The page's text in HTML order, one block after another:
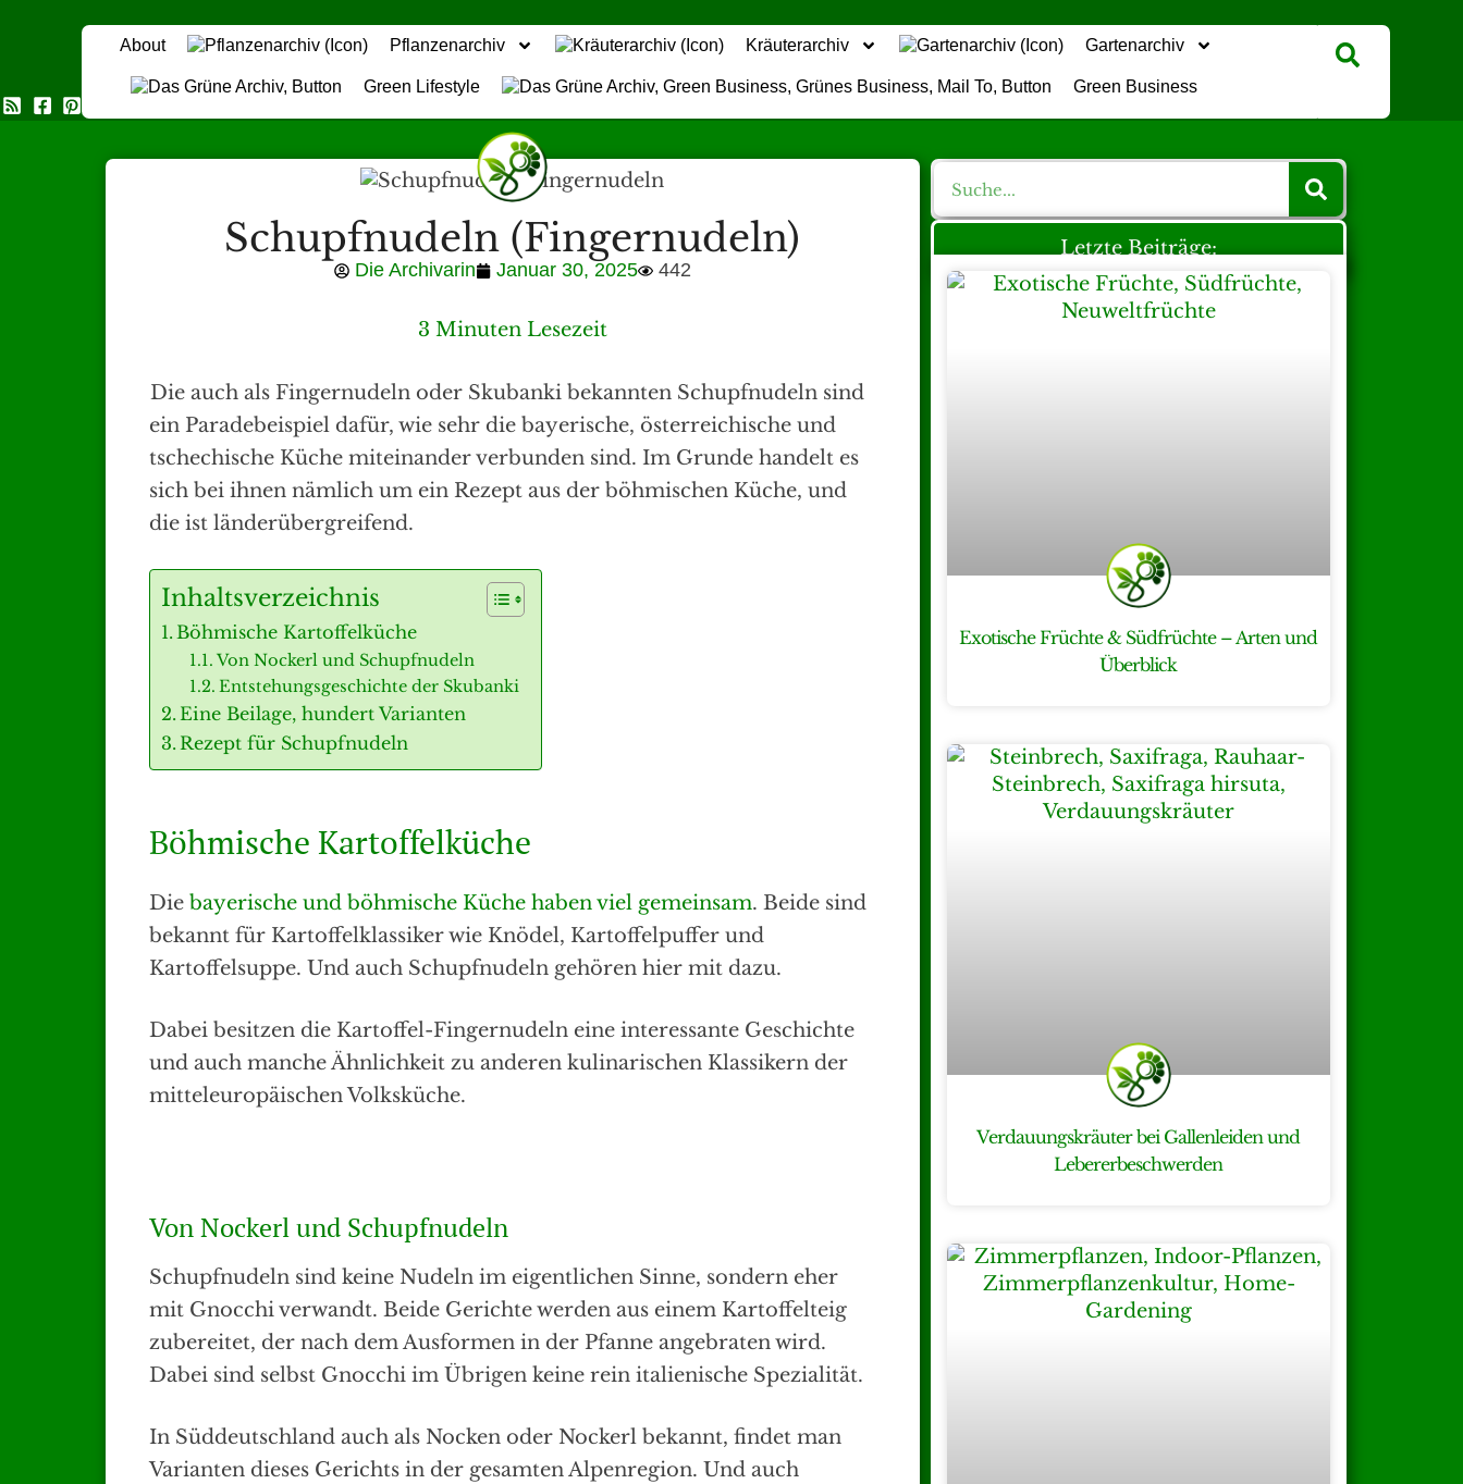
About Pflanzenarchiv Kräuterarchiv Gartenarchiv
Green Lifestyle Green Business
Das Grüne Archiv
Schupfnudeln (Fingernudeln)
Die Archivarin Januar 30, 2025 442
3 Minuten Lesezeit
Die auch als Fingernudeln oder Skubanki bekannten Schupfnudeln sind
ein Paradebeispiel dafür, wie sehr die bayerische, österreichische und
tschechische Küche miteinander verbunden sind. Im Grunde handelt es
sich bei ihnen nämlich um ein Rezept aus der böhmischen Küche, und
die ist länderübergreifend.
Inhaltsverzeichnis
Böhmische Kartoffelküche
Von Nockerl und Schupfnudeln
Entstehungsgeschichte der Skubanki
Eine Beilage, hundert Varianten
Rezept für Schupfnudeln
Böhmische Kartoffelküche
Die bayerische und böhmische Küche haben viel gemeinsam. Beide sind
bekannt für Kartoffelklassiker wie Knödel, Kartoffelpuffer und
Kartoffelsuppe. Und auch Schupfnudeln gehören hier mit dazu.
Dabei besitzen die Kartoffel-Fingernudeln eine interessante Geschichte
und auch manche Ähnlichkeit zu anderen kulinarischen Klassikern der
mitteleuropäischen Volksküche.
Von Nockerl und Schupfnudeln
Schupfnudeln sind keine Nudeln im eigentlichen Sinne, sondern eher
mit Gnocchi verwandt. Beide Gerichte werden aus einem Kartoffelteig
zubereitet, der nach dem Ausformen in der Pfanne angebraten wird.
Dabei sind selbst Gnocchi im Übrigen keine rein italienische Spezialität.
In Süddeutschland auch als Nocken oder Nockerl bekannt, findet man
Varianten dieses Gerichts in der gesamten Alpenregion. Und auch
Letzte Beiträge:
Exotische Früchte & Südfrüchte – Arten und
Überblick
Verdauungskräuter bei Gallenleiden und
Lebererbeschwerden